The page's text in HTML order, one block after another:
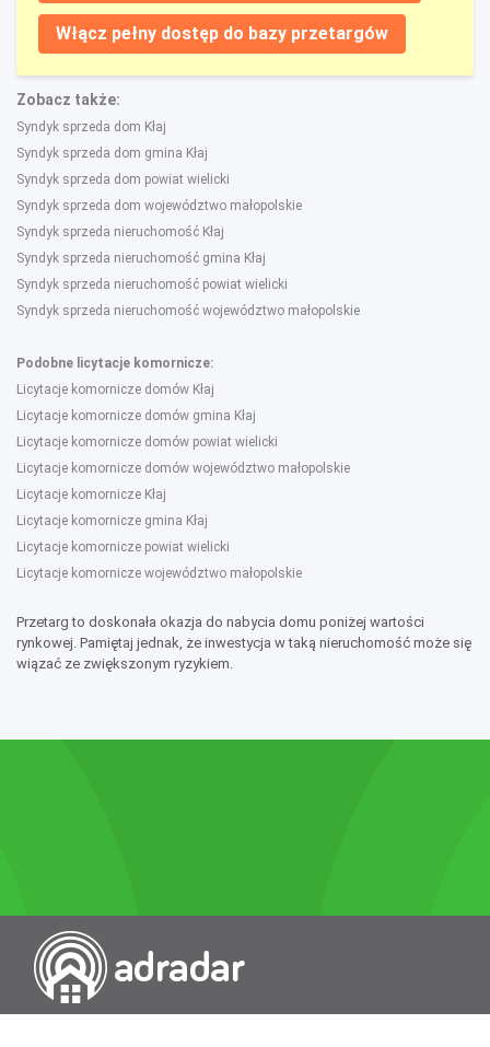
Włącz pełny dostęp do bazy przetargów
Zobacz także:
Syndyk sprzeda dom Kłaj
Syndyk sprzeda dom gmina Kłaj
Syndyk sprzeda dom powiat wielicki
Syndyk sprzeda dom województwo małopolskie
Syndyk sprzeda nieruchomość Kłaj
Syndyk sprzeda nieruchomość gmina Kłaj
Syndyk sprzeda nieruchomość powiat wielicki
Syndyk sprzeda nieruchomość województwo małopolskie
Podobne licytacje komornicze:
Licytacje komornicze domów Kłaj
Licytacje komornicze domów gmina Kłaj
Licytacje komornicze domów powiat wielicki
Licytacje komornicze domów województwo małopolskie
Licytacje komornicze Kłaj
Licytacje komornicze gmina Kłaj
Licytacje komornicze powiat wielicki
Licytacje komornicze województwo małopolskie
Przetarg to doskonała okazja do nabycia domu poniżej wartości
rynkowej. Pamiętaj jednak, że inwestycja w taką nieruchomość może się
wiązać ze zwiększonym ryzykiem.